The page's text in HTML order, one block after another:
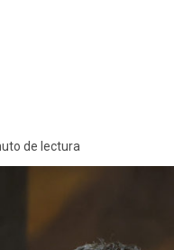
de lectura